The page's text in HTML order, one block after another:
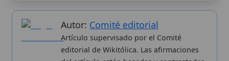
Datos abiertos
Estadísticas
Aviso legal
Política de privacidad
Cambios recientes
Aplicaciones
Kit de Prensa
Widgets para tu web
✦ SÍGUENOS EN